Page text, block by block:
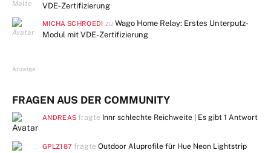
VDE-Zertifizierung
MICHA SCHROEDI zu Wago Home Relay: Erstes Unterputz-
Modul mit VDE-Zertifizierung
Anzeige
FRAGEN AUS DER COMMUNITY
ANDREAS fragte Innr schlechte Reichweite | Es gibt1 Antwort
GPLZ187 fragteOutdoor Aluprofile für Hue Neon Lightstrip